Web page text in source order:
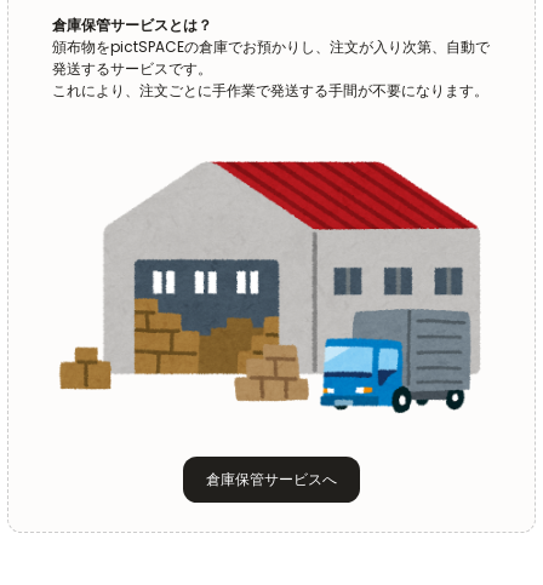
倉庫保管サービスとは？
頒布物をpictSPACEの倉庫でお預かりし、注文が入り次第、自動で
発送するサービスです。
これにより、注文ごとに手作業で発送する手間が不要になります。
倉庫保管サービスへ